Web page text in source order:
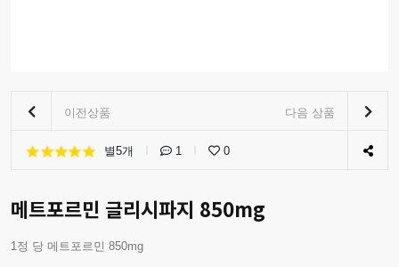
이전상품 다음 상품
별5개 1 0
메트포르민 글리시파지 850mg
1정 당 메트포르민 850mg